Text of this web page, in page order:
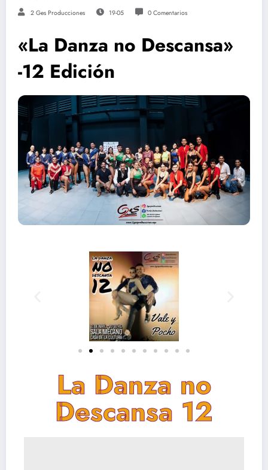
2 Ges Producciones 19-05 0 Comentarios
«La Danza no Descansa»
-12 Edición
La Danza no
Descansa 12